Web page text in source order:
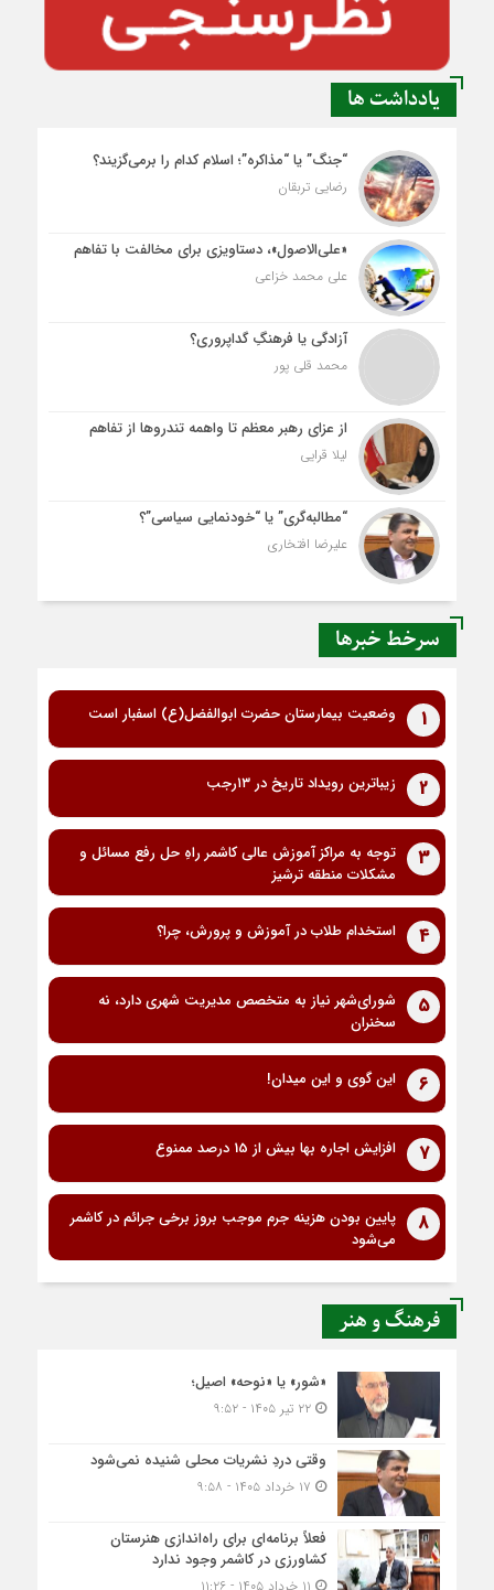
یادداشت ها
“جنگ” یا “مذاکره”؛ اسلام کدام را برمی‌گزیند؟
رضایی تربقان
«علی‌الاصول»، دستاویزی برای مخالفت با تفاهم
علی محمد خزاعی
آزادگی یا فرهنگِ گداپروری؟
محمد قلی پور
از عزای رهبر معظم تا واهمه تندروها از تفاهم
لیلا قرایی
“مطالبه‌گری” یا “خودنمایی سیاسی”؟
علیرضا افتخاری
سرخط خبرها
1 وضعیت بیمارستان حضرت ابوالفضل(ع) اسفبار است
2 زیباترین رویداد تاریخ در ۱۳رجب
3
توجه به مراکز آموزش عالی کاشمر راهِ حل رفع مسائل و
مشکلات منطقه ترشیز
4 استخدام طلاب در آموزش و پرورش، چرا؟
5
شورای‌شهر نیاز به متخصص مدیریت شهری دارد، نه
سخنران
6 این گوی و این میدان!
7 افزایش اجاره بها بیش از 15 درصد ممنوع
8
پایین بودن هزینه جرم موجب بروز برخی جرائم در کاشمر
می‌شود
فرهنگ و هنر
«شور» یا «نوحه» اصیل؛
۲۲ تیر ۱۴۰۵ - ۹:۵۲
وقتی دردِ نشریات محلی شنیده نمی‌شود
فعلاً برنامه‌ای برای راه‌اندازی هنرستان
کشاورزی در کاشمر وجود ندارد